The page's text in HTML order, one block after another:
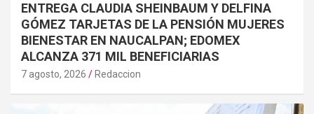
ENTREGA CLAUDIA SHEINBAUM Y DELFINA
GÓMEZ TARJETAS DE LA PENSIÓN MUJERES
BIENESTAR EN NAUCALPAN; EDOMEX
ALCANZA 371 MIL BENEFICIARIAS
7 agosto, 2026 Redaccion